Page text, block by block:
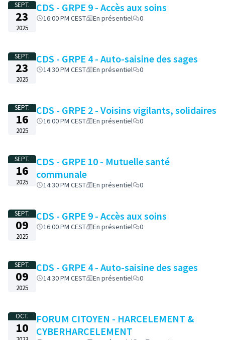
SEPT.
23
2025
CDS - GRPE 9 - Accès aux soins
16:00 PM CEST En présentiel 0
SEPT.
23
2025
CDS - GRPE 4 - Auto-saisine des sages
14:30 PM CEST En présentiel 0
SEPT.
16
2025
CDS - GRPE 2 - Voisins vigilants, solidaires
16:00 PM CEST En présentiel 0
SEPT.
16
2025
CDS - GRPE 10 - Mutuelle santé
communale
14:30 PM CEST En présentiel 0
SEPT.
09
2025
CDS - GRPE 9 - Accès aux soins
16:00 PM CEST En présentiel 0
SEPT.
09
2025
CDS - GRPE 4 - Auto-saisine des sages
14:30 PM CEST En présentiel 0
OCT.
10
FORUM CITOYEN - HARCELEMENT &
CYBERHARCELEMENT